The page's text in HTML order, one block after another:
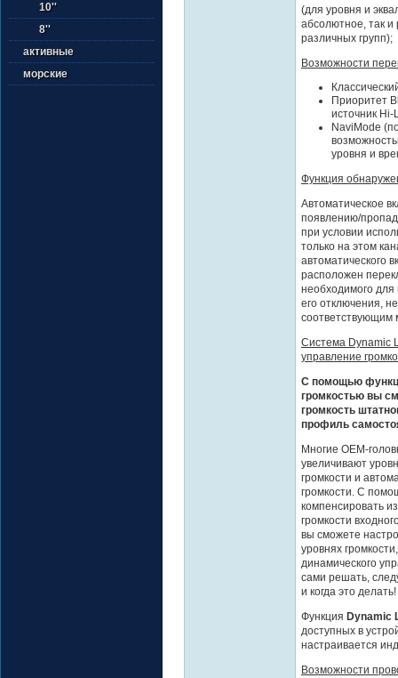
10''
8''
активные
морские
(для уровня и
абсолютное, так
различных групп);
Возможности
Приоритет
источник Hi-
NaviMode
уровня и
Функция
Автоматическое
появлению/
при условии
только на этом
автоматического
расположен
необходимого для
его отключения,
Система Dynamic
управление
С помощью
громкостью вы
громкость
профиль
Многие OEM-
увеличивают
громкости и
громкости. С
компенсировать
громкости
вы сможете
уровнях
динамического
сами решать,
и когда это делать!
Функция Dynamic
доступных в
настраивается
Возможности